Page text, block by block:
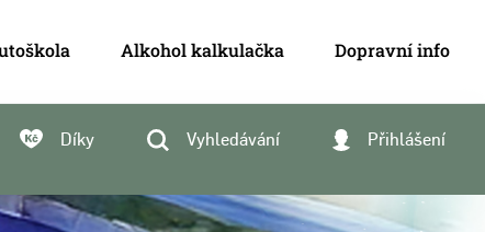
Alkohol kalkulačka Dopravní info
Díky Vyhledávání Přihlášení